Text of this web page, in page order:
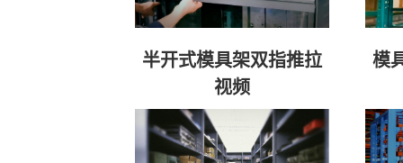
半开式模具架双指推拉
视频
模